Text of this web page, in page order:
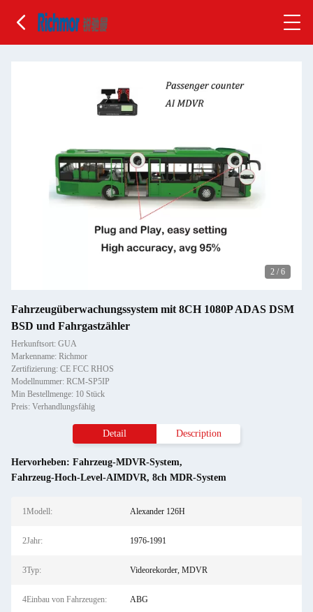
2 / 6
Fahrzeugüberwachungssystem mit 8CH 1080P ADAS DSM
BSD und Fahrgastzähler
Herkunftsort: GUA
Markenname: Richmor
Zertifizierung: CE FCC RHOS
Modellnummer: RCM-SP5IP
Min Bestellmenge: 10 Stück
Preis: Verhandlungsfähig
Detail Description
Hervorheben: Fahrzeug-MDVR-System,
Fahrzeug-Hoch-Level-AIMDVR, 8ch MDR-System
1Modell: Alexander 126H
2Jahr: 1976-1991
3Typ: Videorekorder, MDVR
4Einbau von Fahrzeugen: ABG